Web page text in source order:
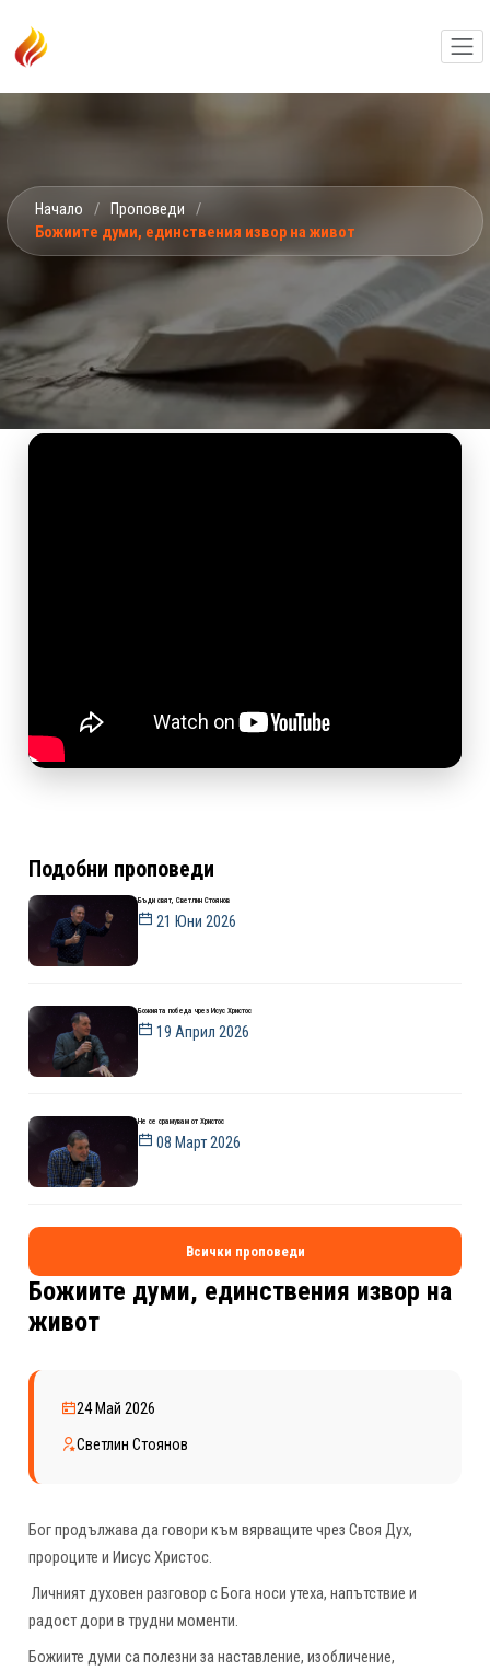
Начало / Проповеди
/
Божиите думи, единствения извор на живот
Подобни проповеди
Бъди свят, Светлин Стоянов
21 Юни 2026
Божията победа чрез Исус Христос
19 Април 2026
Не се срамувам от Христос
08 Март 2026
Всички проповеди
Божиите думи, единствения извор на
живот
24 Май 2026
Светлин Стоянов
Бог продължава да говори към вярващите чрез Своя Дух,
пророците и Иисус Христос.
Личният духовен разговор с Бога носи утеха, напътствие и
радост дори в трудни моменти.
Божиите думи са полезни за наставление, изобличение,